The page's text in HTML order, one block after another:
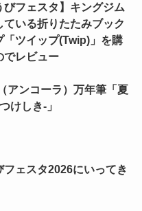
びフェスタ】キングジム
ている折りたたみブック
「ツイップ(Twip)」を購
でレビュー
アンコーラ）万年筆「夏
けしき-」
フェスタ2026にいってき